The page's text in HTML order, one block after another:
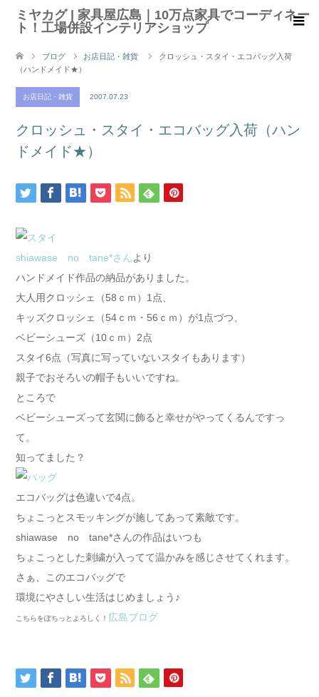
ミヤカグ | 家具屋広島｜10万点家具でコーディネー
ト！工場併設インテリアショップ
ブログ お店日記・雑貨
クロッシュ・スタイ・エコバッグ入荷
（ハンドメイド★）
お店日記・雑貨 2007.07.23
クロッシュ・スタイ・エコバッグ入荷（ハン
ドメイド★）
shiawase no tane*さんより
ハンドメイド作品の納品がありました。
大人用クロッシェ（58ｃｍ）1点、
キッズクロッシェ（54ｃｍ・56ｃｍ）が1点づつ、
ベビーシューズ（10ｃｍ）2点
スタイ6点（写真に写っていないスタイもあります）
親子でおそろいの帽子もいいですね。
ところで
ベビーシューズって玄関に飾ると幸せがやってくるんですっ
て。
知ってました？
エコバッグは色違いで4点。
ちょこっとスモッキングが施してあって素敵です。
shiawase no tane*さんの作品はいつも
ちょこっとした刺繍が入ってて温かみを感じさせてくれます。
さぁ、このエコバッグで
環境にやさしい生活はじめましょう♪
こちらをぽちっとよろしく！ 広島ブログ